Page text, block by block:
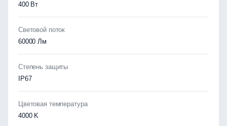
400 Вт
Световой поток
60000 Лм
Степень защиты
IP67
Цветовая температура
4000 K